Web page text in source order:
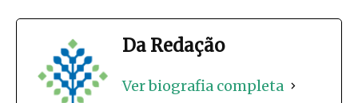
Da Redação
Ver biografia completa